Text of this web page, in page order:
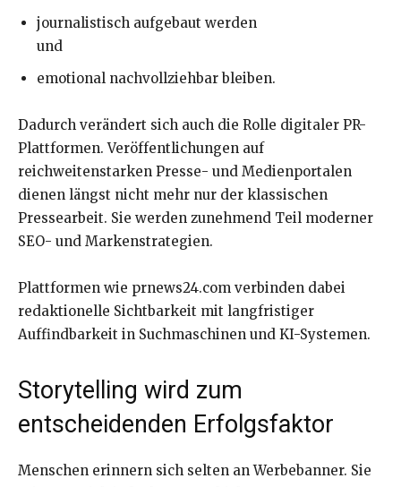
journalistisch aufgebaut werden
und
emotional nachvollziehbar bleiben.
Dadurch verändert sich auch die Rolle digitaler PR-
Plattformen. Veröffentlichungen auf
reichweitenstarken Presse- und Medienportalen
dienen längst nicht mehr nur der klassischen
Pressearbeit. Sie werden zunehmend Teil moderner
SEO- und Markenstrategien.
Plattformen wie prnews24.com verbinden dabei
redaktionelle Sichtbarkeit mit langfristiger
Auffindbarkeit in Suchmaschinen und KI-Systemen.
Storytelling wird zum
entscheidenden Erfolgsfaktor
Menschen erinnern sich selten an Werbebanner. Sie